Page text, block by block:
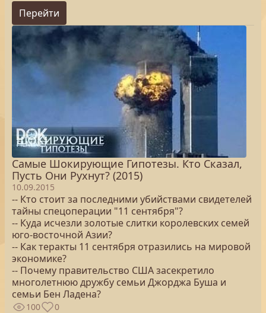
Перейти
Самые Шокирующие Гипотезы. Кто Сказал,
Пусть Они Рухнут? (2015)
10.09.2015
-- Кто стоит за последними убийствами свидетелей
тайны спецоперации "11 сентября"?
-- Куда исчезли золотые слитки королевских семей
юго-восточной Азии?
-- Как теракты 11 сентября отразились на мировой
экономике?
-- Почему правительство США засекретило
многолетнюю дружбу семьи Джорджа Буша и
семьи Бен Ладена?
100 0